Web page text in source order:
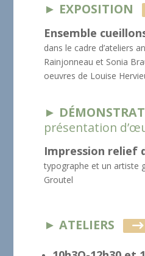
► EXPOSITION
Ensemble
dans le cadre d’ateliers
Rainjonneau et Sonia
oeuvres de Louise
►
présentation
Impression relief
typographe et un artiste
Groutel
► ATELIERS